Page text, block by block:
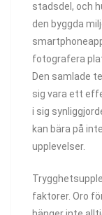
stadsdel, och
den byggda
fotografera
Den samlade
sig vara ett
i sig
kan bära på
upplevelser.
faktorer. Oro